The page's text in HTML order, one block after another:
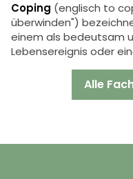
Coping (englisch to
überwinden")
einem als bedeutsam
Lebensereignis oder
Alle